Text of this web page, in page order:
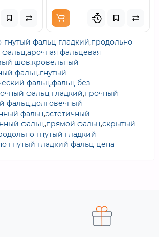
гнутый фальц гладкий,продольно
фальц,арочная фальцевая
шов,кровельный
фальц,гнутый
фальц,фальц без
фальц гладкий,прочный
фальц,долговечный
фальц,эстетичный
фальц,прямой фальц,скрытый
гнутый гладкий
гнутый гладкий фальц цена